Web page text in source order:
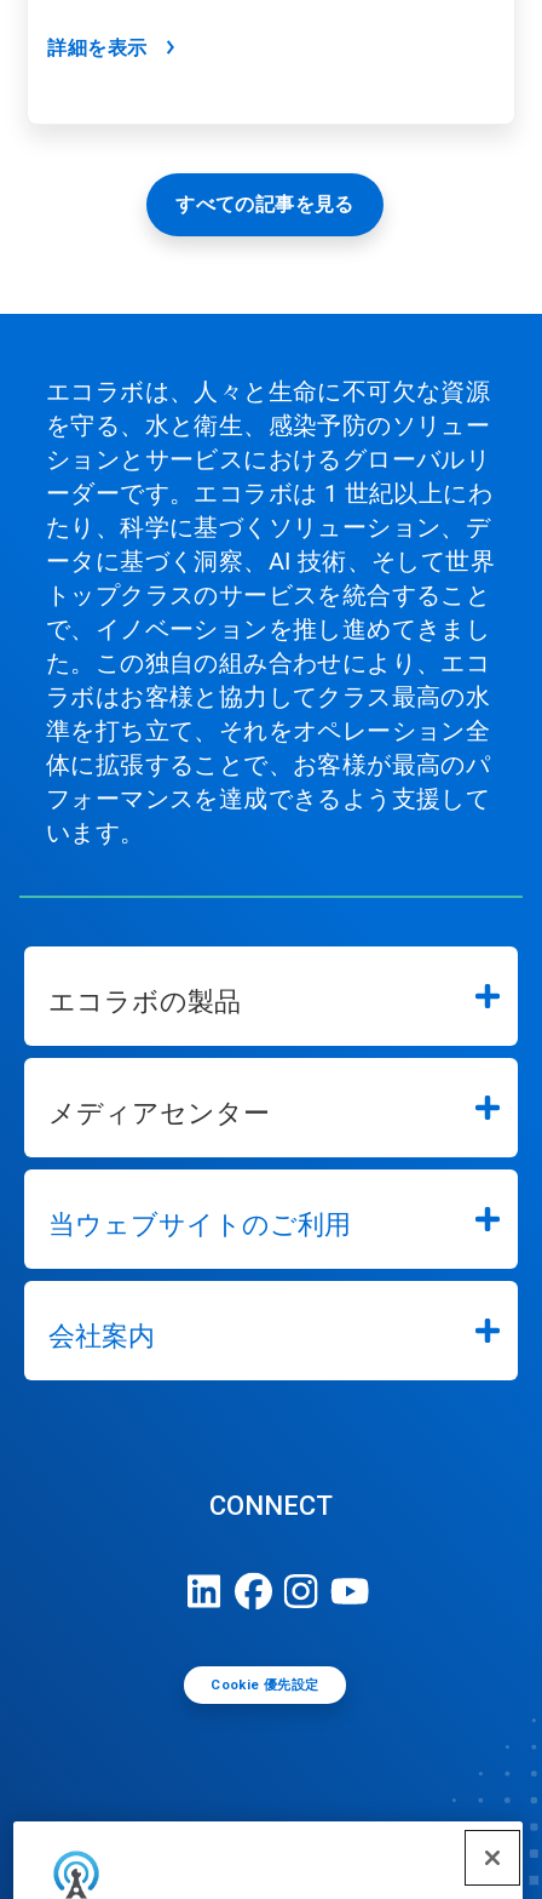
詳細を表示
すべての記事を見る
エコラボは、人々と生命に不可欠な資源
を守る、水と衛生、感染予防のソリュー
ションとサービスにおけるグローバルリ
ーダーです。エコラボは 1 世紀以上にわ
たり、科学に基づくソリューション、デ
ータに基づく洞察、AI 技術、そして世界
トップクラスのサービスを統合すること
で、イノベーションを推し進めてきまし
た。この独自の組み合わせにより、エコ
ラボはお客様と協力してクラス最高の水
準を打ち立て、それをオペレーション全
体に拡張することで、お客様が最高のパ
フォーマンスを達成できるよう支援して
います。
エコラボの製品
メディアセンター
当ウェブサイトのご利用
会社案内
CONNECT
Cookie 優先設定